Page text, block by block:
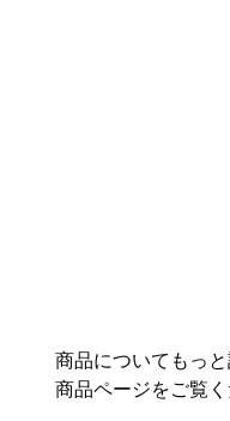
商品についてもっ
商品ページをご覧く